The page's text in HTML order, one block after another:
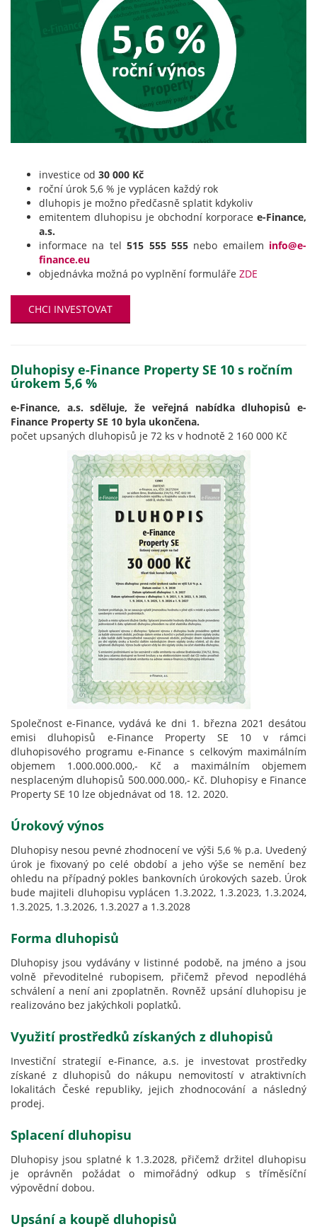
investice od 30 000 Kč
roční úrok 5,6 % je vyplácen každý rok
dluhopis je možno předčasně splatit kdykoliv
emitentem dluhopisu je obchodní korporace e-Finance,
a.s.
informace na tel515 555 555nebo emailem info@e-
finance.eu
objednávka možná po vyplnění formuláře ZDE
CHCI INVESTOVAT
Dluhopisy e-Finance Property SE 10 s ročním
úrokem 5,6 %
e-Finance, a.s. sděluje, že veřejná nabídka dluhopisů e-
Finance Property SE 10 byla ukončena.
počet upsaných dluhopisů je 72 ks v hodnotě 2 160 000 Kč
Společnost e-Finance, vydává ke dni 1. března 2021 desátou
emisi dluhopisů e-Finance Property SE 10 v rámci
dluhopisového programu e-Finance s celkovým maximálním
objemem 1.000.000.000,- Kč a maximálním objemem
nesplaceným dluhopisů 500.000.000,- Kč. Dluhopisy e Finance
Property SE 10 lze objednávat od 18. 12. 2020.
Úrokový výnos
Dluhopisy nesou pevné zhodnocení ve výši 5,6 % p.a. Uvedený
úrok je fixovaný po celé období a jeho výše se nemění bez
ohledu na případný pokles bankovních úrokových sazeb. Úrok
bude majiteli dluhopisu vyplácen 1.3.2022, 1.3.2023, 1.3.2024,
1.3.2025, 1.3.2026, 1.3.2027 a 1.3.2028
Forma dluhopisů
Dluhopisy jsou vydávány v listinné podobě, na jméno a jsou
volně převoditelné rubopisem, přičemž převod nepodléhá
schválení a není ani zpoplatněn. Rovněž upsání dluhopisu je
realizováno bez jakýchkoli poplatků.
Využití prostředků získaných z dluhopisů
Investiční strategií e-Finance, a.s. je investovat prostředky
získané z dluhopisů do nákupu nemovitostí v atraktivních
lokalitách České republiky, jejich zhodnocování a následný
prodej.
Splacení dluhopisu
Dluhopisy jsou splatné k 1.3.2028, přičemž držitel dluhopisu
je oprávněn požádat o mimořádný odkup s tříměsíční
výpovědní dobou.
Upsání a koupě dluhopisů